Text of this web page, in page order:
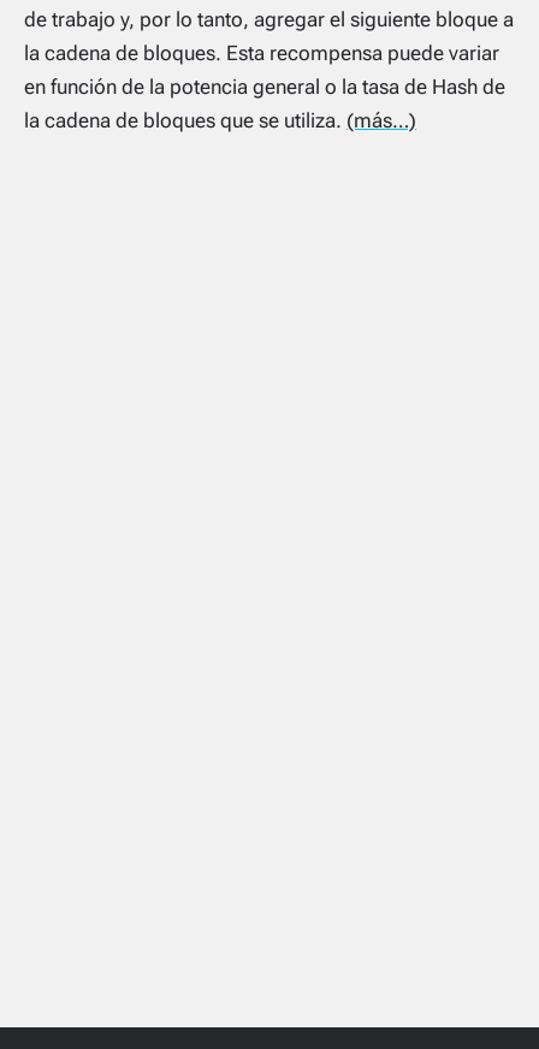
de trabajo y, por lo tanto, agregar el siguiente bloque a
la cadena de bloques. Esta recompensa puede variar
en función de la potencia general o la tasa de Hash de
la cadena de bloques que se utiliza. (más…)